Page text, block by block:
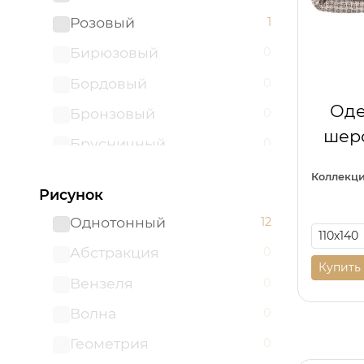
160*210
160*220
180*200
180*210
180*220
180х200 0
180х215 0
200*200 0
200*220 0
215*220 0
Розовый 1
Бирюзовый 0
Бордовый 0
Бронзовый 0
Брусничный 0
Гладкокрашенный
Голубой
Графит
Карамель
Рисунок
Однотонный
12
Абстракция 0
Вензеля 0
Волна 0
Геометрия 0
Купить